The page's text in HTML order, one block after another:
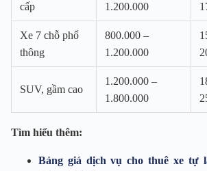
cấp
1.200.000
Xe 7 chỗ phổ
thông
800.000 –
1.200.000
SUV, gầm cao
1.200.000 –
1.800.000
Tìm hiểu thêm:
Bảng giá dịch vụ cho thuê xe tự